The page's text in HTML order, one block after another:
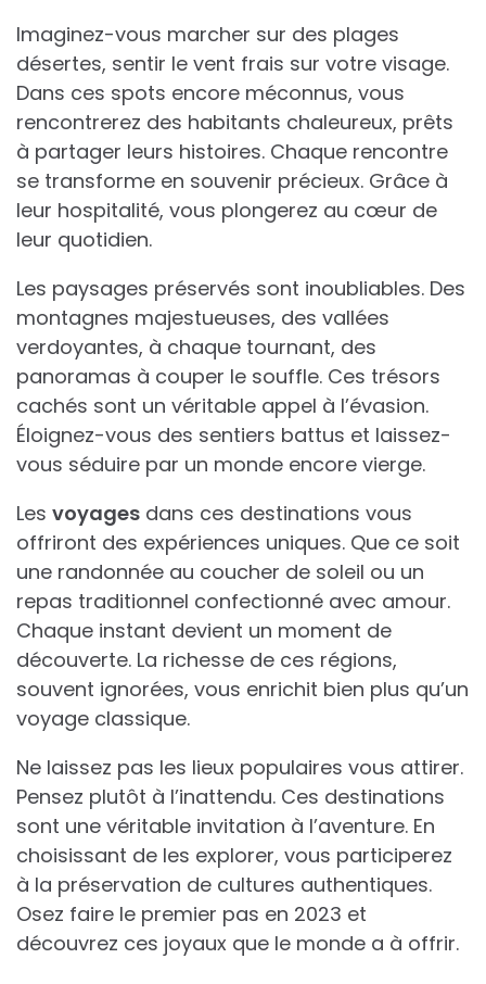
Imaginez-vous marcher sur des plages
désertes, sentir le vent frais sur votre visage.
Dans ces spots encore méconnus, vous
rencontrerez des habitants chaleureux, prêts
à partager leurs histoires. Chaque rencontre
se transforme en souvenir précieux. Grâce à
leur hospitalité, vous plongerez au cœur de
leur quotidien.
Les paysages préservés sont inoubliables. Des
montagnes majestueuses, des vallées
verdoyantes, à chaque tournant, des
panoramas à couper le souffle. Ces trésors
cachés sont un véritable appel à l’évasion.
Éloignez-vous des sentiers battus et laissez-
vous séduire par un monde encore vierge.
Les voyages dans ces destinations vous
offriront des expériences uniques. Que ce soit
une randonnée au coucher de soleil ou un
repas traditionnel confectionné avec amour.
Chaque instant devient un moment de
découverte. La richesse de ces régions,
souvent ignorées, vous enrichit bien plus qu’un
voyage classique.
Ne laissez pas les lieux populaires vous attirer.
Pensez plutôt à l’inattendu. Ces destinations
sont une véritable invitation à l’aventure. En
choisissant de les explorer, vous participerez
à la préservation de cultures authentiques.
Osez faire le premier pas en 2023 et
découvrez ces joyaux que le monde a à offrir.